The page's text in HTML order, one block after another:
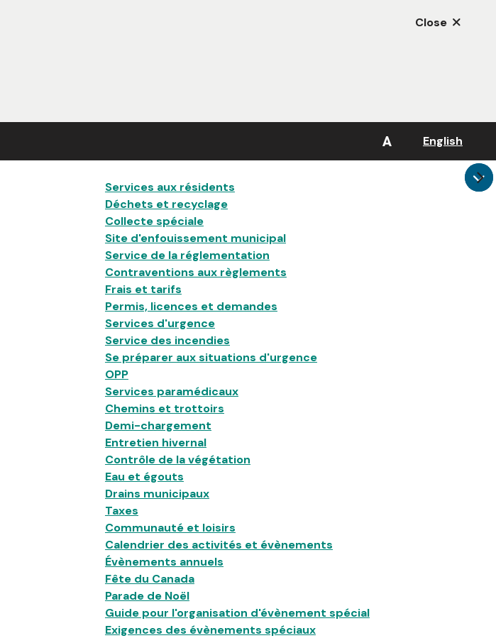
Close
A English
Main
Services aux résidents
Déchets et recyclage
Collecte spéciale
Site d'enfouissement municipal
Service de la réglementation
Contraventions aux règlements
Frais et tarifs
Permis, licences et demandes
Services d'urgence
Service des incendies
Se préparer aux situations d'urgence
OPP
Services paramédicaux
Chemins et trottoirs
Demi-chargement
Entretien hivernal
Contrôle de la végétation
Eau et égouts
Drains municipaux
Taxes
Communauté et loisirs
Calendrier des activités et évènements
Évènements annuels
Fête du Canada
Parade de Noël
Guide pour l'organisation d'évènement spécial
Exigences des évènements spéciaux